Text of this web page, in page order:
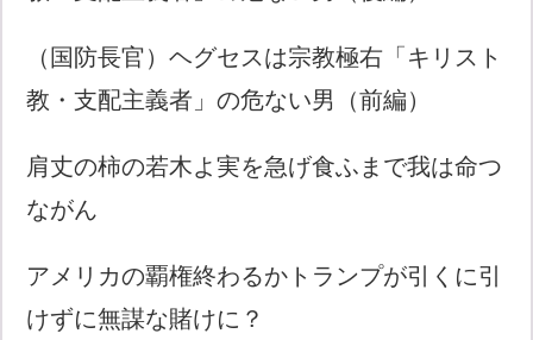
（国防長官）ヘグセスは宗教極右「キリスト
教・支配主義者」の危ない男（前編）
肩丈の柿の若木よ実を急げ食ふまで我は命つ
ながん
アメリカの覇権終わるかトランプが引くに引
けずに無謀な賭けに？